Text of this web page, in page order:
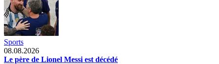
Sports
08.08.2026
Le père de Lionel Messi est décédé